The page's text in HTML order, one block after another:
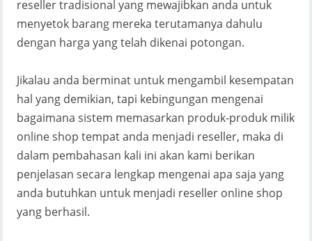
reseller tradisional yang mewajibkan anda untuk
menyetok barang mereka terutamanya dahulu
dengan harga yang telah dikenai potongan.
Jikalau anda berminat untuk mengambil kesempatan
hal yang demikian, tapi kebingungan mengenai
bagaimana sistem memasarkan produk-produk milik
online shop tempat anda menjadi reseller, maka di
dalam pembahasan kali ini akan kami berikan
penjelasan secara lengkap mengenai apa saja yang
anda butuhkan untuk menjadi reseller online shop
yang berhasil.